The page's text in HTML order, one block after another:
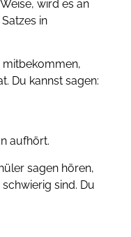
wird es an
in
mitbekommen,
Du kannst sagen:
aufhört.
sagen hören,
sind. Du